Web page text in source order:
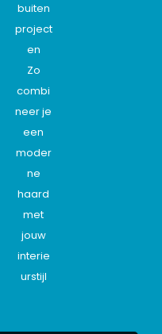
buiten
project
en
Zo
combi
neer je
een
moder
ne
haard
met
jouw
interie
urstijl